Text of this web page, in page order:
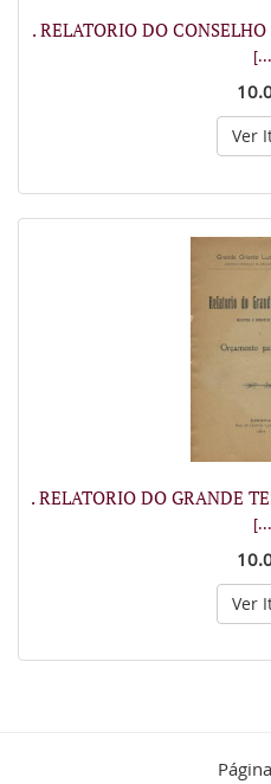
. RELATORIO DO
Ver
. RELATORIO DO GRANDE
Ver